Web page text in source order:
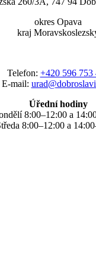
okres Opava
kraj
Telefon: +420 596 753
E-mail:
Úřední hodiny
8:00–12:00 a
8:00–12:00 a